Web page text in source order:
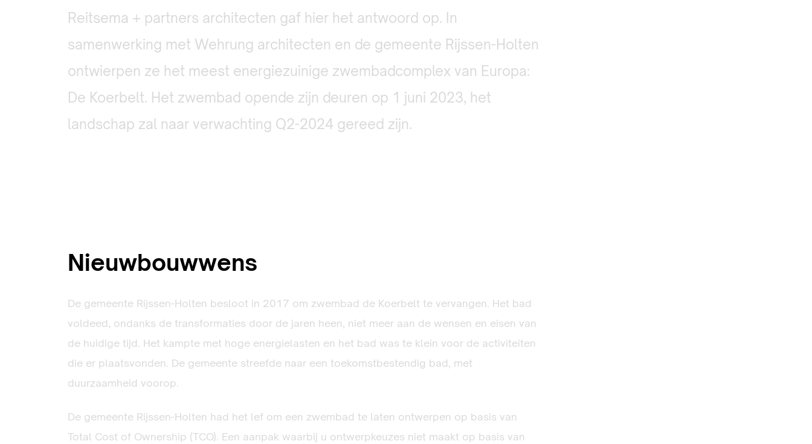
Reitsema + partners architecten gaf hier het antwoord op. In
samenwerking met Wehrung architecten en de gemeente Rijssen-Holten
ontwierpen ze het meest energiezuinige zwembadcomplex van Europa:
De Koerbelt. Het zwembad opende zijn deuren op 1 juni 2023, het
landschap zal naar verwachting Q2-2024 gereed zijn.
Nieuwbouwwens
De gemeente Rijssen-Holten besloot in 2017 om zwembad de Koerbelt te vervangen. Het bad
voldeed, ondanks de transformaties door de jaren heen, niet meer aan de wensen en eisen van
de huidige tijd. Het kampte met hoge energielasten en het bad was te klein voor de activiteiten
die er plaatsvonden. De gemeente streefde naar een toekomstbestendig bad, met
duurzaamheid voorop.
De gemeente Rijssen-Holten had het lef om een zwembad te laten ontwerpen op basis van
Total Cost of Ownership (TCO). Een aanpak waarbij u ontwerpkeuzes niet maakt op basis van